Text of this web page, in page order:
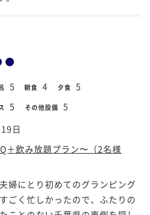
5 朝食 4 夕食 5
5 その他設備 5
日
＋飲み放題プラン〜（2名様
婦にとり初めてのグランピング
ごく忙しかったので、ふたりの